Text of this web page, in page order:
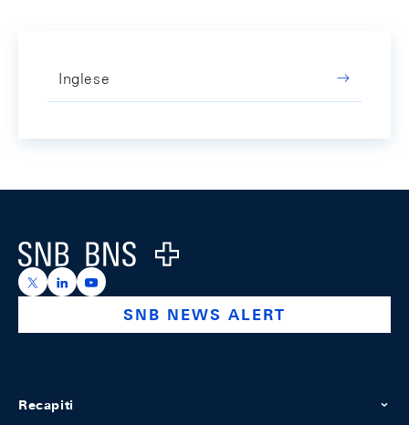
Inglese
Logo
https://x.com/snb_bns
https://ch.linkedin.com/company/swiss-national-
https://www.youtube.com/@swissnationalbank
SNB NEWS ALERT
Recapiti